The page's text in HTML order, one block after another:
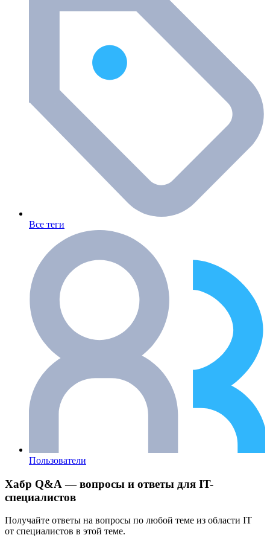
Все теги
Пользователи
Хабр Q&A — вопросы и ответы для IT-
специалистов
Получайте ответы на вопросы по любой теме из области IT
от специалистов в этой теме.